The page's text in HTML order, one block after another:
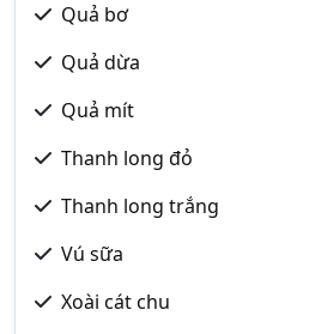
Quả bơ
Quả dừa
Quả mít
Thanh long đỏ
Thanh long trắng
Vú sữa
Xoài cát chu